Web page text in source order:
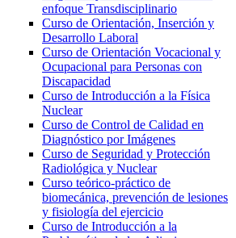
enfoque Transdisciplinario
Curso de Orientación, Inserción y
Desarrollo Laboral
Curso de Orientación Vocacional y
Ocupacional para Personas con
Discapacidad
Curso de Introducción a la Física
Nuclear
Curso de Control de Calidad en
Diagnóstico por Imágenes
Curso de Seguridad y Protección
Radiológica y Nuclear
Curso teórico-práctico de
biomecánica, prevención de lesiones
y fisiología del ejercicio
Curso de Introducción a la